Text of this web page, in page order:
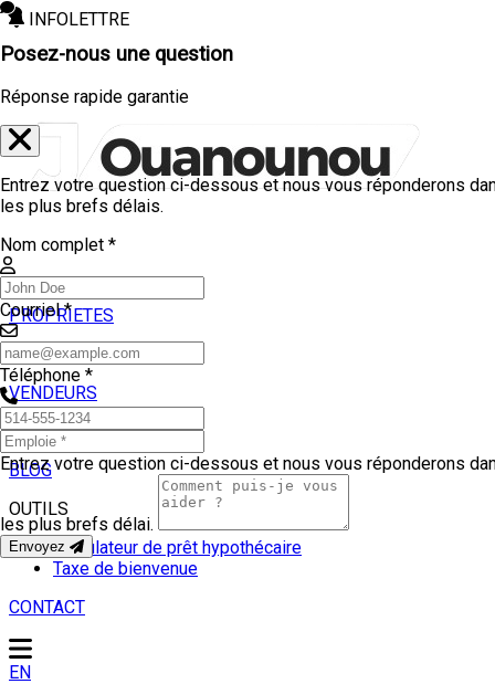
INFOLETTRE
PROPRIETES
ACHETEURS
VENDEURS
TEMOIGNAGES
BLOG
OUTILS
Calculateur de prêt hypothécaire
Taxe de bienvenue
CONTACT
EN
Posez-nous une question
Réponse rapide garantie
Entrez votre question ci-dessous et nous vous réponderons
les plus brefs délais.
Nom complet *
Courriel *
Téléphone *
Entrez votre question ci-dessous et nous vous réponderons
les plus brefs délai.
Envoyez